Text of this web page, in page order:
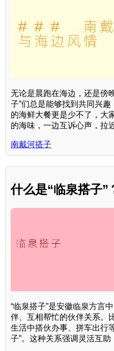
无论是晨跑在海边，还是傍
子”们总是能够找到共同兴
的海鲜大餐更是少不了，大
的海味，一边互诉心声，拉
南戴河搭子
什么是“临泉搭子”
“临泉搭子”是安徽临泉方言
伴、互相帮忙的伙伴关系。
生活中搭伙办事、拼车出行
子”。这种关系强调灵活互助